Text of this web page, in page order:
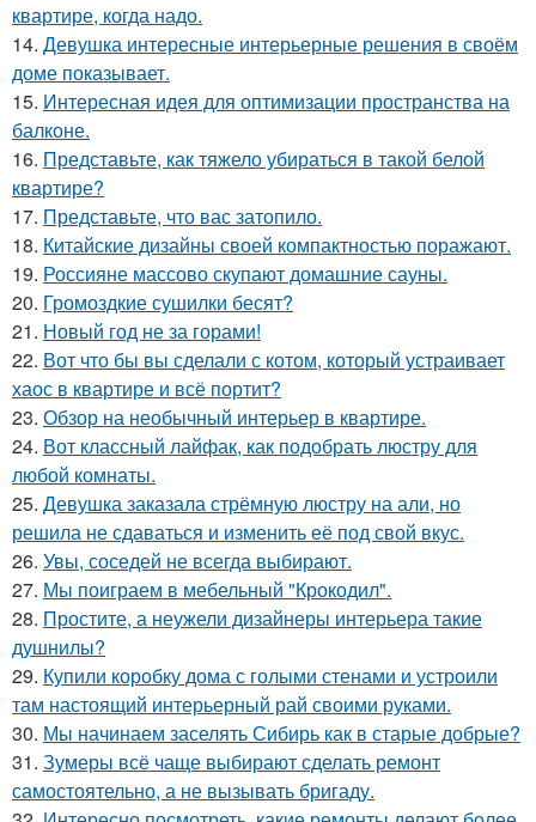
квартире, когда надо.
14. Девушка интересные интерьерные решения в своём
доме показывает.
15. Интересная идея для оптимизации пространства на
балконе.
16. Представьте, как тяжело убираться в такой белой
квартире?
17. Представьте, что вас затопило.
18. Китайские дизайны своей компактностью поражают.
19. Россияне массово скупают домашние сауны.
20. Громоздкие сушилки бесят?
21. Новый год не за горами!
22. Вот что бы вы сделали с котом, который устраивает
хаос в квартире и всё портит?
23. Обзор на необычный интерьер в квартире.
24. Вот классный лайфак, как подобрать люстру для
любой комнаты.
25. Девушка заказала стрёмную люстру на али, но
решила не сдаваться и изменить её под свой вкус.
26. Увы, соседей не всегда выбирают.
27. Мы поиграем в мебельный "Крокодил".
28. Простите, а неужели дизайнеры интерьера такие
душнилы?
29. Купили коробку дома с голыми стенами и устроили
там настоящий интерьерный рай своими руками.
30. Мы начинаем заселять Сибирь как в старые добрые?
31. Зумеры всё чаще выбирают сделать ремонт
самостоятельно, а не вызывать бригаду.